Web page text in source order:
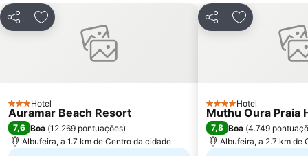
Prainha
Areias de São João
Praia do Burgau
Praia de Três Irmãos
Praia de Porto de Mós
Carvoeiro
Barra da Fuseta Beach
Praia Maria Luísa
Vale De Parra
PartilharAdicionar aos favoritos
3 Estrelas
Hotel
Auramar Beach Resort
7,6 Boa (12.269 pontuações)
Albufeira, a 1.7 km de Centro da cidade
PartilharAdicionar
4 Estrelas
Hotel
Muthu Oura Praia
7,8 Boa (4.749
Albufeira, a 2.7 km de